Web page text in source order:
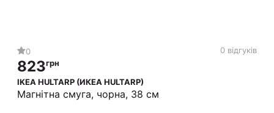
0 0 відгуків
823грн
IKEA HULTARP (ИКЕА HULTARP)
Магнітна смуга, чорна, 38 см